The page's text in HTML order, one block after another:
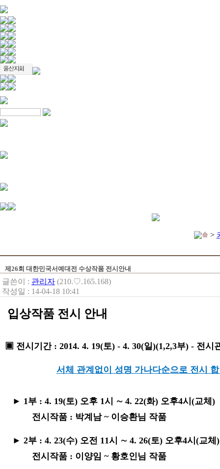
>
제26회 대한민국서예대전 수상작품 전시안내
글쓴이 : 관리자 (210.♡.165.168)
작성일 : 14-04-18 10:41
입상작품 전시 안내
▣ 전시기간 : 2014. 4. 19(토) - 4. 30(일)(1,2,3부) - 전시
서체 관계없이 성명 가나다순으로 전시
► 1부 : 4. 19(토) 오후 1시 ∼ 4. 22(화) 오후4시(교체)
전시작품 : 박계남 ~ 이승환님 작품
► 2부 : 4. 23(수) 오전 11시 ∼ 4. 26(토) 오후4시(교체)
전시작품 : 이양임 ~ 황호인님 작품